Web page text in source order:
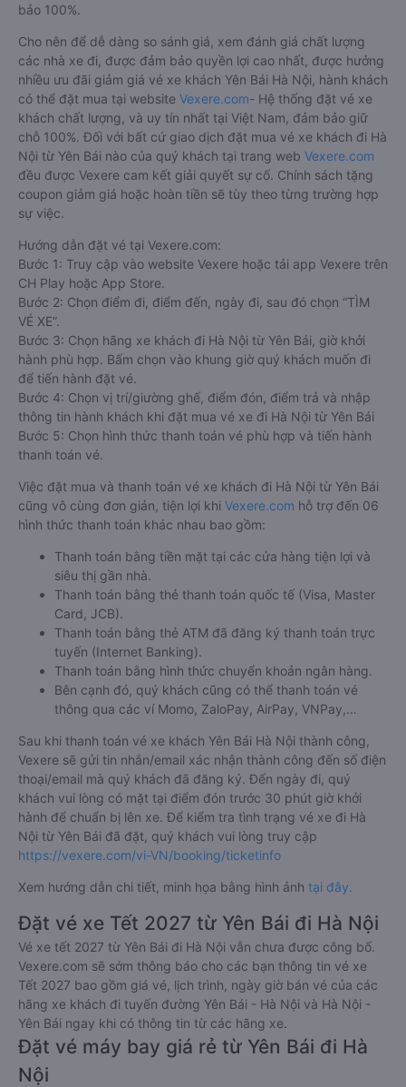
bảo 100%.
Cho nên để dễ dàng so sánh giá, xem đánh giá chất lượng
các nhà xe đi, được đảm bảo quyền lợi cao nhất, được hưởng
nhiều ưu đãi giảm giá vé xe khách Yên Bái Hà Nội, hành khách
có thể đặt mua tại website Vexere.com- Hệ thống đặt vé xe
khách chất lượng, và uy tín nhất tại Việt Nam, đảm bảo giữ
chỗ 100%. Đối với bất cứ giao dịch đặt mua vé xe khách đi Hà
Nội từ Yên Bái nào của quý khách tại trang web Vexere.com
đều được Vexere cam kết giải quyết sự cố. Chính sách tặng
coupon giảm giá hoặc hoàn tiền sẽ tùy theo từng trường hợp
sự việc.
Hướng dẫn đặt vé tại Vexere.com:
Bước 1: Truy cập vào website Vexere hoặc tải app Vexere trên
CH Play hoặc App Store.
Bước 2: Chọn điểm đi, điểm đến, ngày đi, sau đó chọn “TÌM
VÉ XE”.
Bước 3: Chọn hãng xe khách đi Hà Nội từ Yên Bái, giờ khởi
hành phù hợp. Bấm chọn vào khung giờ quý khách muốn đi
để tiến hành đặt vé.
Bước 4: Chọn vị trí/giường ghế, điểm đón, điểm trả và nhập
thông tin hành khách khi đặt mua vé xe đi Hà Nội từ Yên Bái
Bước 5: Chọn hình thức thanh toán vé phù hợp và tiến hành
thanh toán vé.
Việc đặt mua và thanh toán vé xe khách đi Hà Nội từ Yên Bái
cũng vô cùng đơn giản, tiện lợi khi Vexere.com hỗ trợ đến 06
hình thức thanh toán khác nhau bao gồm:
Thanh toán bằng tiền mặt tại các cửa hàng tiện lợi và
siêu thị gần nhà.
Thanh toán bằng thẻ thanh toán quốc tế (Visa, Master
Card, JCB).
Thanh toán bằng thẻ ATM đã đăng ký thanh toán trực
tuyến (Internet Banking).
Thanh toán bằng hình thức chuyển khoản ngân hàng.
Bên cạnh đó, quý khách cũng có thể thanh toán vé
thông qua các ví Momo, ZaloPay, AirPay, VNPay,…
Sau khi thanh toán vé xe khách Yên Bái Hà Nội thành công,
Vexere sẽ gửi tin nhắn/email xác nhận thành công đến số điện
thoại/email mà quý khách đã đăng ký. Đến ngày đi, quý
khách vui lòng có mặt tại điểm đón trước 30 phút giờ khởi
hành để chuẩn bị lên xe. Để kiểm tra tình trạng vé xe đi Hà
Nội từ Yên Bái đã đặt, quý khách vui lòng truy cập
https://vexere.com/vi-VN/booking/ticketinfo
Xem hướng dẫn chi tiết, minh họa bằng hình ảnh tại đây.
Đặt vé xe Tết 2027 từ Yên Bái đi Hà Nội
Vé xe tết 2027 từ Yên Bái đi Hà Nội vẫn chưa được công bố.
Vexere.com sẽ sớm thông báo cho các bạn thông tin vé xe
Tết 2027 bao gồm giá vé, lịch trình, ngày giờ bán vé của các
hãng xe khách đi tuyến đường Yên Bái - Hà Nội và Hà Nội -
Yên Bái ngay khi có thông tin từ các hãng xe.
Đặt vé máy bay giá rẻ từ Yên Bái đi Hà
Nội